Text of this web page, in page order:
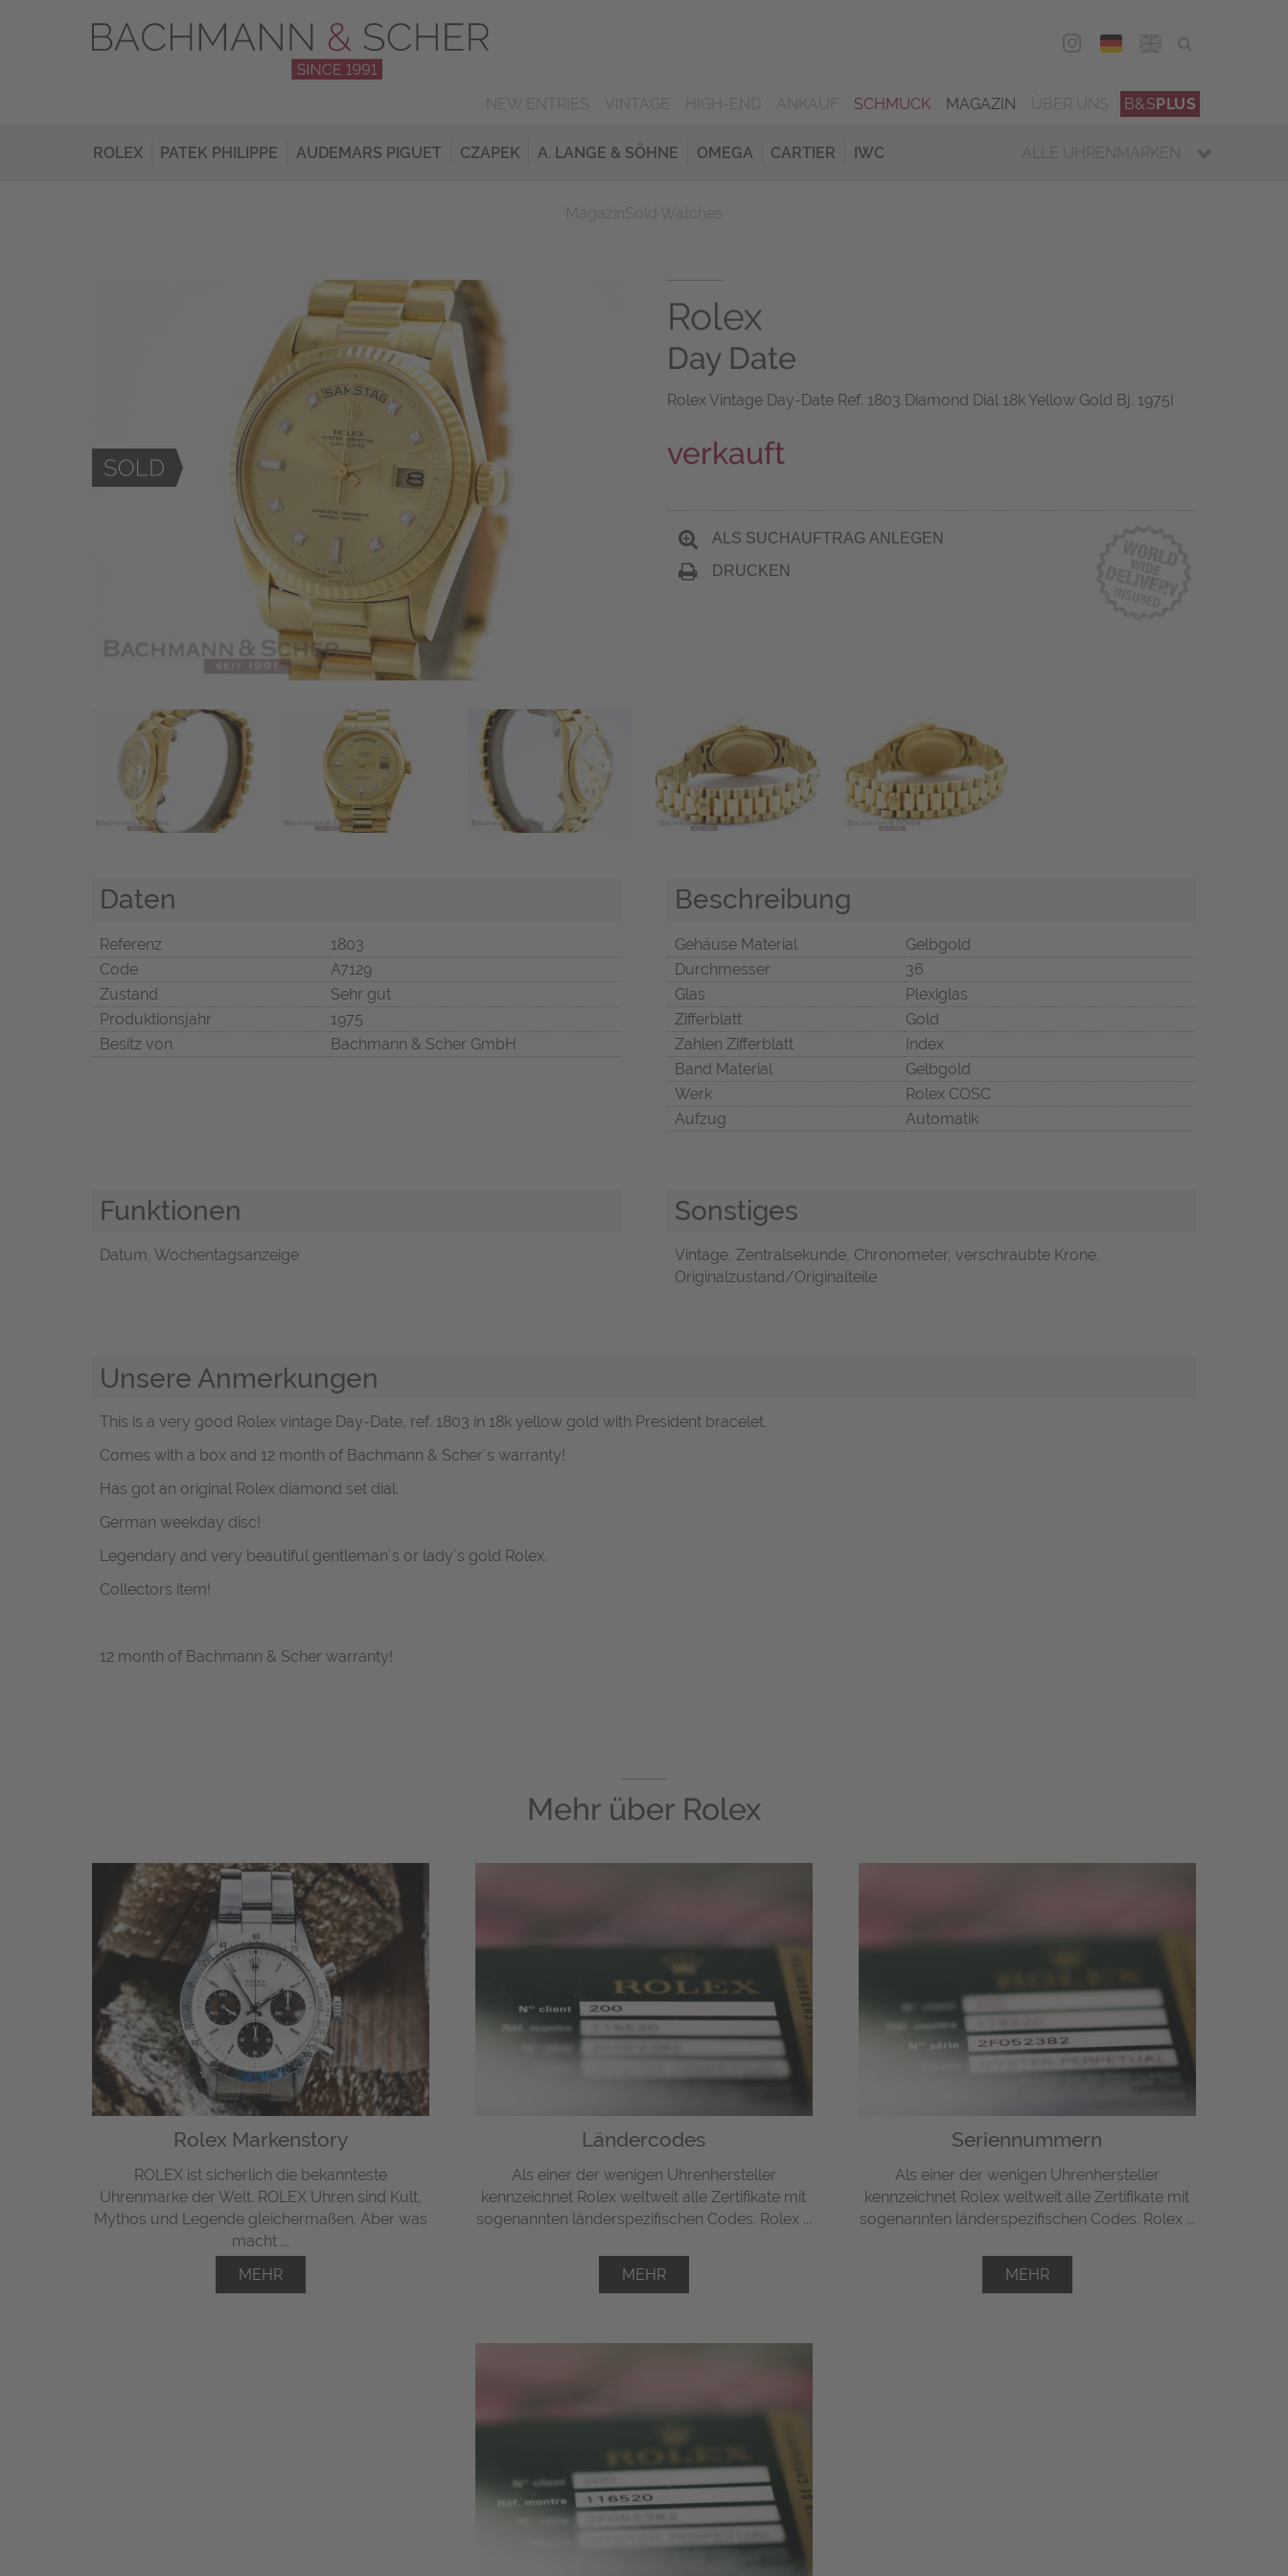
DEU
SCHMUCK MAGAZIN B&SPLUS
ROLEX PATEK PHILIPPE AUDEMARS PIGUET CZAPEK A. LANGE & SÖHNE OMEGA CARTIER IWC ALLE UHRENMARKEN
Rolex
Day Date
Rolex Vintage Day-Date Ref. 1803 Diamond Dial 18k Yellow Gold Bj. 1975I
verkauft
ALS SUCHAUFTRAG ANLEGEN
DRUCKEN
Daten
Referenz
1803
Code
A7129
Zustand
Sehr gut
Produktionsjahr
1975
Besitz von
Bachmann & Scher GmbH
Beschreibung
Gehäuse Material
Gelbgold
Durchmesser
36
Glas
Plexiglas
Zifferblatt
Gold
Zahlen Zifferblatt
Index
Band Material
Gelbgold
Werk
Rolex COSC
Aufzug
Automatik
Funktionen
Datum, Wochentagsanzeige
Sonstiges
Vintage, Zentralsekunde, Chronometer, verschraubte Krone,
Originalzustand/Originalteile
Unsere Anmerkungen
This is a very good Rolex vintage Day-Date, ref. 1803 in 18k yellow gold with President bracelet.
Comes with a box and 12 month of Bachmann & Scher´s warranty!
Has got an original Rolex diamond set dial.
German weekday disc!
Legendary and very beautiful gentleman´s or lady´s gold Rolex.
Collectors item!
12 month of Bachmann & Scher warranty!
Mehr über Rolex
Rolex Markenstory
ROLEX ist sicherlich die bekannteste
Uhrenmarke der Welt. ROLEX Uhren sind Kult,
Mythos und Legende gleichermaßen. Aber was
macht ...
MEHR
Ländercodes
Als einer der wenigen Uhrenhersteller
kennzeichnet Rolex weltweit alle Zertifikate mit
sogenannten länderspezifischen Codes. Rolex ...
MEHR
Seriennummern
Als einer der wenigen Uhrenhersteller
kennzeichnet Rolex weltweit alle Zertifikate mit
sogenannten länderspezifischen Codes. Rolex ...
MEHR